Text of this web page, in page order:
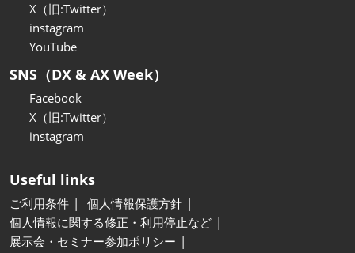
X（旧:Twitter）
instagram
YouTube
SNS（DX & AX Week）
Facebook
X（旧:Twitter）
instagram
Useful links
ご利用条件
個人情報保護方針
個人情報に関する修正・利用停止など
展示会・セミナー参加ポリシー